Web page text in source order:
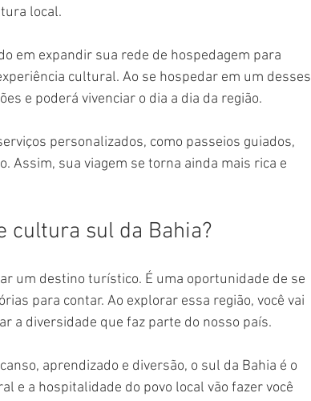
local.
em expandir sua rede de hospedagem para
cultural. Ao se hospedar em um desses
e poderá vivenciar o dia a dia da região.
personalizados, como passeios guiados,
Assim, sua viagem se torna ainda mais rica e
cultura sul da Bahia?
um destino turístico. É uma oportunidade de se
para contar. Ao explorar essa região, você vai
a diversidade que faz parte do nosso país.
aprendizado e diversão, o sul da Bahia é o
e a hospitalidade do povo local vão fazer você